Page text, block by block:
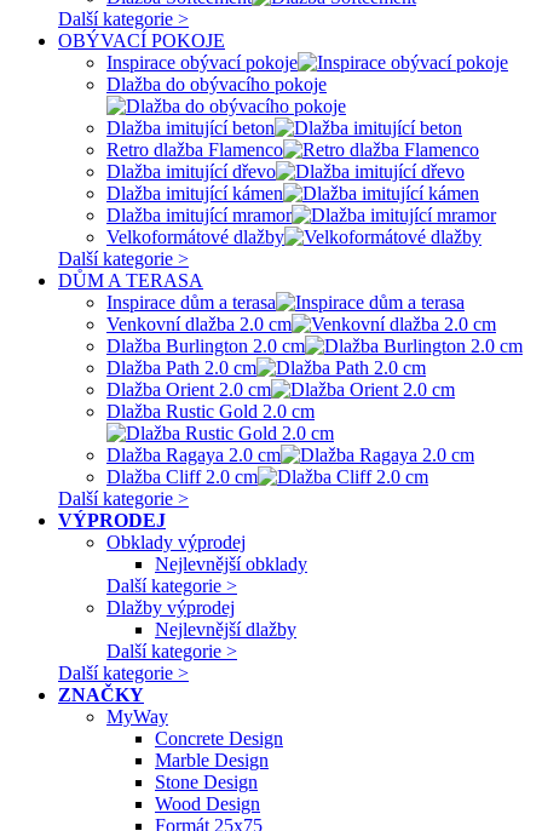
Další kategorie >
OBÝVACÍ POKOJE
Inspirace obývací pokoje
Dlažba do obývacího pokoje
Dlažba imitující beton
Retro dlažba Flamenco
Dlažba imitující dřevo
Dlažba imitující kámen
Dlažba imitující mramor
Velkoformátové dlažby
Další kategorie >
DŮM A TERASA
Inspirace dům a terasa
Venkovní dlažba 2.0 cm
Dlažba Burlington 2.0 cm
Dlažba Path 2.0 cm
Dlažba Orient 2.0 cm
Dlažba Rustic Gold 2.0 cm
Dlažba Ragaya 2.0 cm
Dlažba Cliff 2.0 cm
Další kategorie >
VÝPRODEJ
Obklady výprodej
Nejlevnější obklady
Další kategorie >
Dlažby výprodej
Nejlevnější dlažby
Další kategorie >
Další kategorie >
ZNAČKY
MyWay
Concrete Design
Marble Design
Stone Design
Wood Design
Formát 25x75